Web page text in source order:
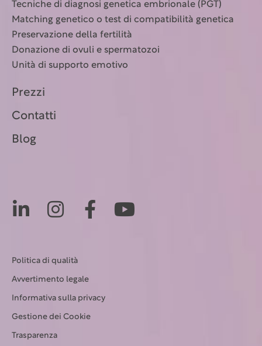
Tecniche di diagnosi genetica embrionale (PGT)
Matching genetico o test di compatibilità genetica
Preservazione della fertilità
Donazione di ovuli e spermatozoi
Unità di supporto emotivo
Prezzi
Contatti
Blog
Politica di qualità
Avvertimento legale
Informativa sulla privacy
Gestione dei Cookie
Trasparenza